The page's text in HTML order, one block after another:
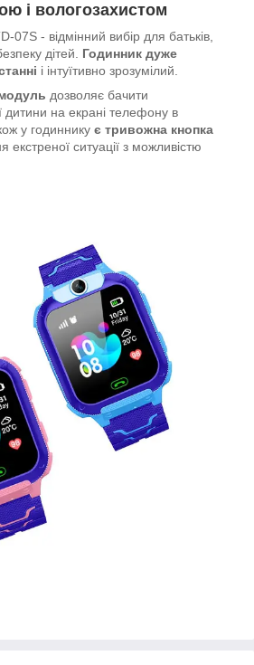
і вологозахистом
07S - відмінний вибір для батьків,
дітей. Годинник дуже
і інтуїтивно зрозумілий.
дозволяє бачити
на екрані телефону в
у годиннику є тривожна кнопка
екстреної ситуації з можливістю